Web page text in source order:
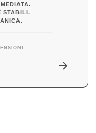
STABILI.